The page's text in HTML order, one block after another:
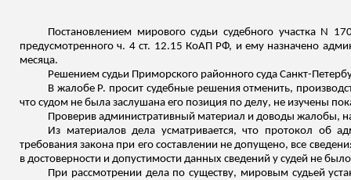
Постановлением мирового судьи судебного участка N
предусмотренного ч. 4 ст. 12.15 КоАП РФ, и ему назначено
месяца.
Решением судьи Приморского районного суда Санкт-
В жалобе Р. просит судебные решения отменить,
что судом не была заслушана его позиция по делу, не изучены
Проверив административный материал и доводы жалобы,
Из материалов дела усматривается, что протокол об
требования закона при его составлении не допущено, все
в достоверности и допустимости данных сведений у судей не
При рассмотрении дела по существу, мировым судьей